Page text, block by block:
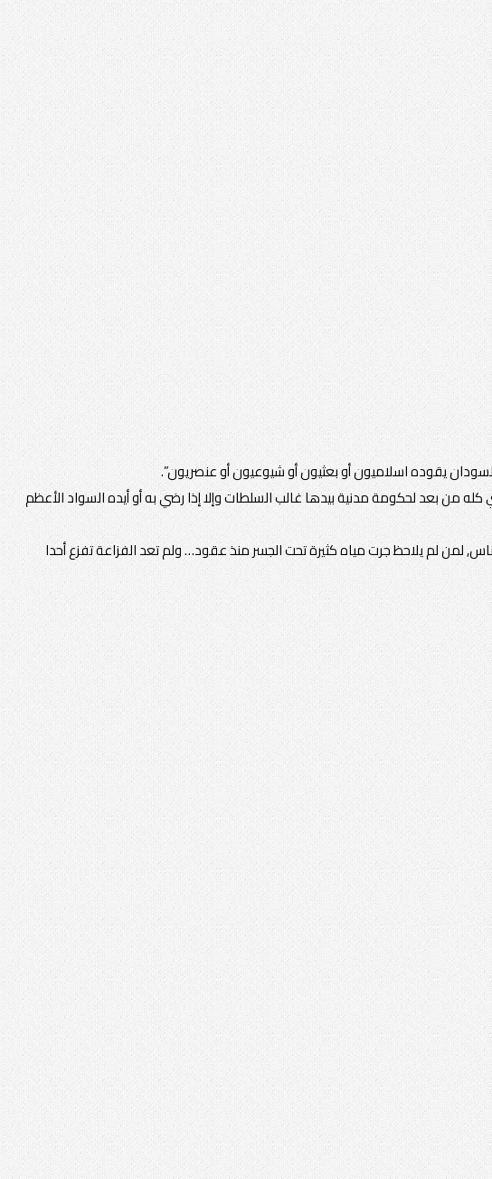
يقوده اسلاميون أو بعثيون أو شيوعيون أو عنصريون”.
كله من بعد لحكومة مدنية بيدها غالب السلطات وإلا إذا رضي به أو أيده السواد الأعظم
لمن لم يلاحظ جرت مياه كثيرة تحت الجسر منذ عقود… ولم تعد الفزاعة تفزع أحدا